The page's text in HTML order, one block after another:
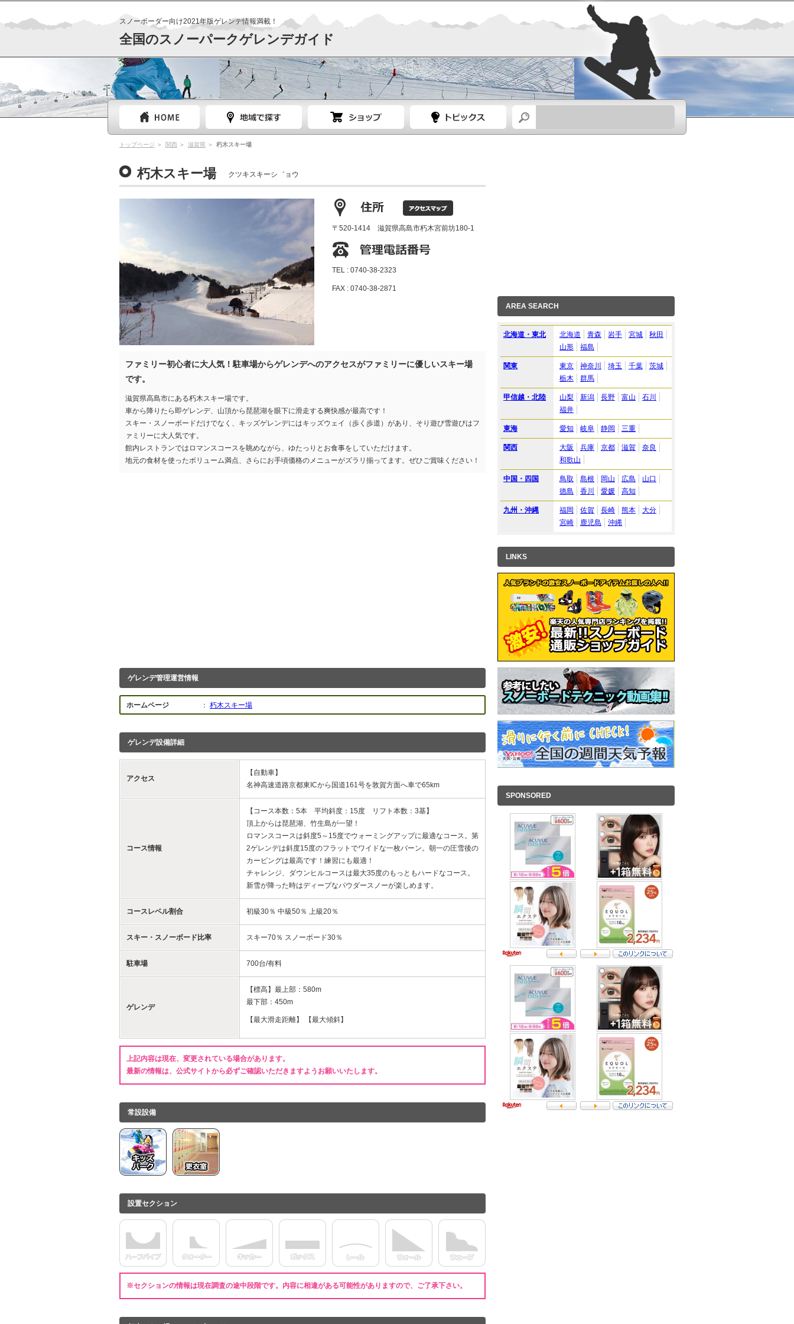
スノーボーダー向け2021年版ゲレンデ情報満載！
全国のスノーパークゲレンデガイド
トップページ 関西 滋賀県 朽木スキー場
朽木スキー場 クツキスキーシ゛ョウ
〒520-1414 滋賀県高島市朽木宮前坊180-1
TEL : 0740-38-2323
FAX : 0740-38-2871
ファミリー初心者に大人気！駐車場からゲレンデへのアクセスがファミリーに優しいスキー場
です。
滋賀県高島市にある朽木スキー場です。
車から降りたら即ゲレンデ、山頂から琵琶湖を眼下に滑走する爽快感が最高です！
スキー・スノーボードだけでなく、キッズゲレンデにはキッズウェイ（歩く歩道）があり、そり遊び雪遊びはフ
ァミリーに大人気です。
館内レストランではロマンスコースを眺めながら、ゆたっりとお食事をしていただけます。
地元の食材を使ったボリューム満点、さらにお手頃価格のメニューがズラリ揃ってます。ぜひご賞味ください！
ゲレンデ管理運営情報
ホームページ ： 朽木スキー場
ゲレンデ設備詳細
アクセス
【自動車】
名神高速道路京都東ICから国道161号を敦賀方面へ車で65km
コース情報
【コース本数：5本 平均斜度：15度 リフト本数：3基】
頂上からは琵琶湖、竹生島が一望！
ロマンスコースは斜度5～15度でウォーミングアップに最適なコース。第
2ゲレンデは斜度15度のフラットでワイドな一枚バーン。朝一の圧雪後の
カービングは最高です！練習にも最適！
チャレンジ、ダウンヒルコースは最大35度のもっともハードなコース。
新雪が降った時はディープなパウダースノーが楽しめます。
コースレベル割合 初級30％ 中級50％ 上級20％
スキー・スノーボード比率 スキー70％ スノーボード30％
駐車場 700台/有料
ゲレンデ
【標高】最上部：580m
最下部：450m
【最大滑走距離】 【最大傾斜】
上記内容は現在、変更されている場合があります。
最新の情報は、公式サイトから必ずご確認いただきますようお願いいたします。
常設設備
設置セクション
※セクションの情報は現在調査の途中段階です。内容に相違がある可能性がありますので、ご了承下さい。
AREA SEARCH
北海道・東北 北海道 青森 岩手 宮城
秋田
山形
福島
関東 東京 神奈川 埼玉 千葉
茨城
栃木
群馬
甲信越・北陸 山梨 新潟 長野 富山
石川
福井
東海 愛知 岐阜 静岡 三重
関西 大阪 兵庫 京都 滋賀
奈良
和歌山
中国・四国 鳥取 島根 岡山 広島
山口
徳島
香川 愛媛 高知
九州・沖縄 福岡 佐賀 長崎 熊本
大分
宮崎
鹿児島 沖縄
LINKS
SPONSORED